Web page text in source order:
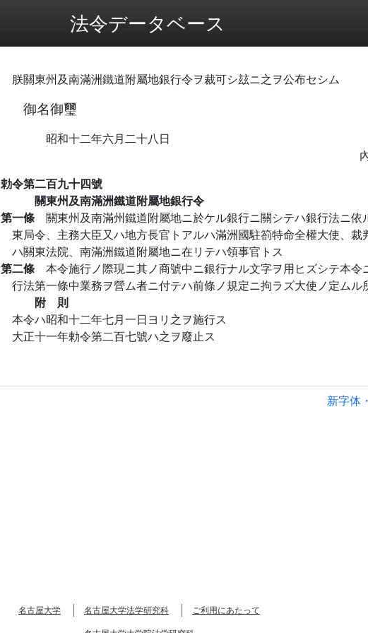
法令データベース
朕關東州及南滿洲鐵道附屬地銀行令ヲ裁可シ玆ニ之ヲ公布セシム
御名御璽
昭和十二年六月二十八日
勅令第二百九十四號
關東州及南滿洲鐵道附屬地銀行令
第一條 關東州及南滿州鐵道附屬地ニ於ケル銀行ニ關シテハ銀行法ニ
東局令、主務大臣又ハ地方長官トアルハ滿洲國駐箚特命全權大使、
ハ關東法院、南滿洲鐵道附屬地ニ在リテハ領事官トス
第二條 本令施行ノ際現ニ其ノ商號中ニ銀行ナル文字ヲ用ヒズシテ本
行法第一條中業務ヲ營ム者ニ付テハ前條ノ規定ニ拘ラズ大使ノ定ムル
附 則
本令ハ昭和十二年七月一日ヨリ之ヲ施行ス
大正十一年勅令第二百七號ハ之ヲ廢止ス
新字体
名古屋大学 名古屋大学法学研究科
ご利用にあたって